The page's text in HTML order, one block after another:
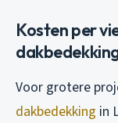
Kosten per
Voor grotere
dakbedekking in